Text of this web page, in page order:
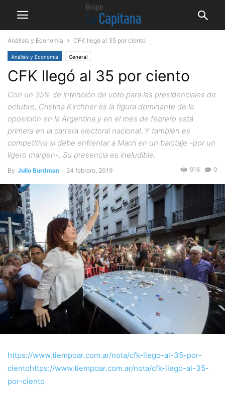
Análisis y Economía CFK llegó al 35 por ciento
Análisis y Economía General
CFK llegó al 35 por ciento
Con un 35% de intención de voto para las presidenciales de
octubre, Cristina Kirchner es la figura dominante de la
oposición en la Argentina y en el mes de febrero está
primera en la carrera electoral nacional. Y también es
competitiva si debe enfrentar a Macri en un balotaje -por un
ligero margen-. Su presencia es ineludible.
By Julio Burdman - 24 febrero, 2019 0
916
https://www.tiempoar.com.ar/nota/cfk-llego-al-35-por-
cientohttps://www.tiempoar.com.ar/nota/cfk-llego-al-35-
por-ciento